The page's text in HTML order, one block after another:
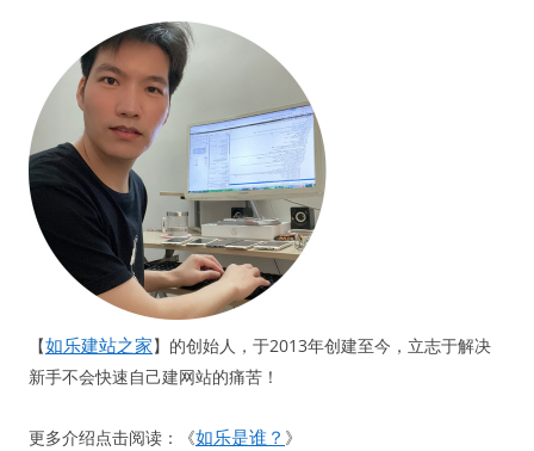
【如乐建站之家】的创始人，于2013年创建至今，立志于解决
新手不会快速自己建网站的痛苦！
更多介绍点击阅读：《如乐是谁？ 》